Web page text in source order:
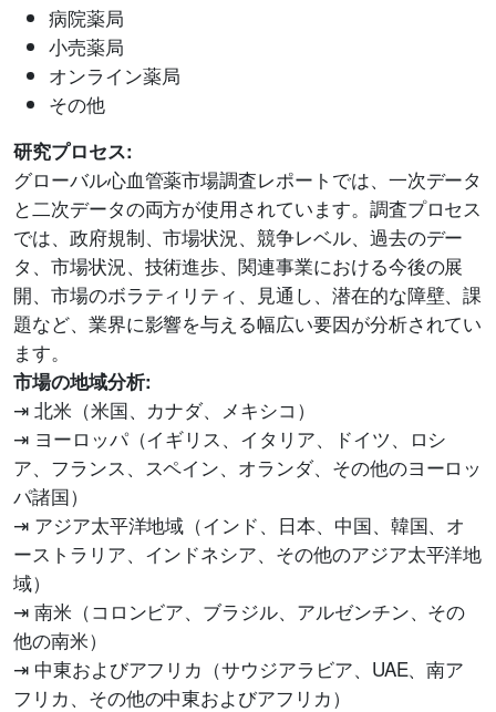
病院薬局
小売薬局
オンライン薬局
その他
研究プロセス:
グローバル心血管薬市場調査レポートでは、一次データ
と二次データの両方が使用されています。調査プロセス
では、政府規制、市場状況、競争レベル、過去のデー
タ、市場状況、技術進歩、関連事業における今後の展
開、市場のボラティリティ、見通し、潜在的な障壁、課
題など、業界に影響を与える幅広い要因が分析されてい
ます。
市場の地域分析:
⇥ 北米（米国、カナダ、メキシコ）
⇥ ヨーロッパ（イギリス、イタリア、ドイツ、ロシ
ア、フランス、スペイン、オランダ、その他のヨーロッ
パ諸国）
⇥ アジア太平洋地域（インド、日本、中国、韓国、オ
ーストラリア、インドネシア、その他のアジア太平洋地
域）
⇥ 南米（コロンビア、ブラジル、アルゼンチン、その
他の南米）
⇥ 中東およびアフリカ（サウジアラビア、UAE、南ア
フリカ、その他の中東およびアフリカ）